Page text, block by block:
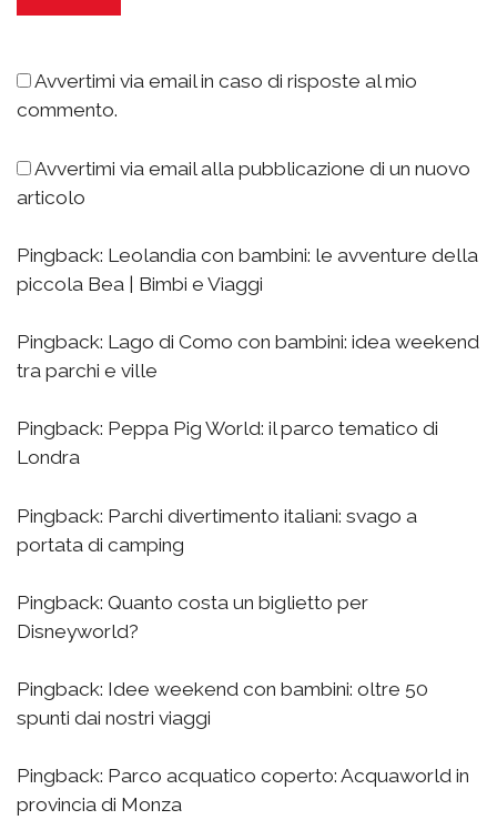
Avvertimi via email in caso di risposte al mio
commento.
Avvertimi via email alla pubblicazione di un nuovo
articolo
Pingback: Leolandia con bambini: le avventure della
piccola Bea | Bimbi e Viaggi
Pingback: Lago di Como con bambini: idea weekend
tra parchi e ville
Pingback: Peppa Pig World: il parco tematico di
Londra
Pingback: Parchi divertimento italiani: svago a
portata di camping
Pingback: Quanto costa un biglietto per
Disneyworld?
Pingback: Idee weekend con bambini: oltre 50
spunti dai nostri viaggi
Pingback: Parco acquatico coperto: Acquaworld in
provincia di Monza